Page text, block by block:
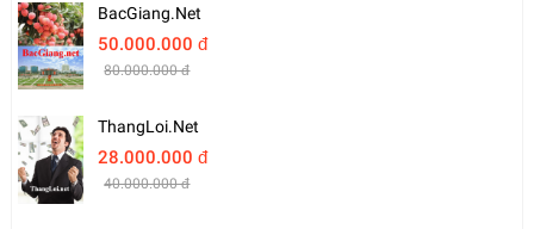
BacGiang.net
50.000.000 đ
80.000.000 đ
ThangLoi.net
28.000.000 đ
40.000.000 đ